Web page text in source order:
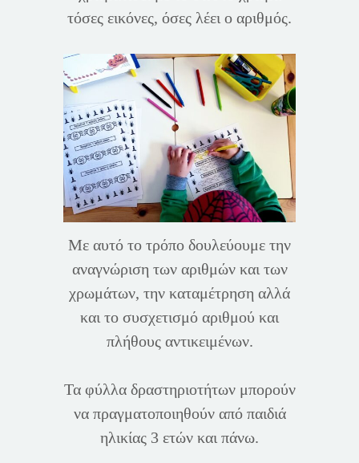
τόσες εικόνες, όσες λέει ο αριθμός.
Με αυτό το τρόπο δουλεύουμε την
αναγνώριση των αριθμών και των
χρωμάτων, την καταμέτρηση αλλά
και το συσχετισμό αριθμού και
πλήθους αντικειμένων.
Τα φύλλα δραστηριοτήτων μπορούν
να πραγματοποιηθούν από παιδιά
ηλικίας 3 ετών και πάνω.